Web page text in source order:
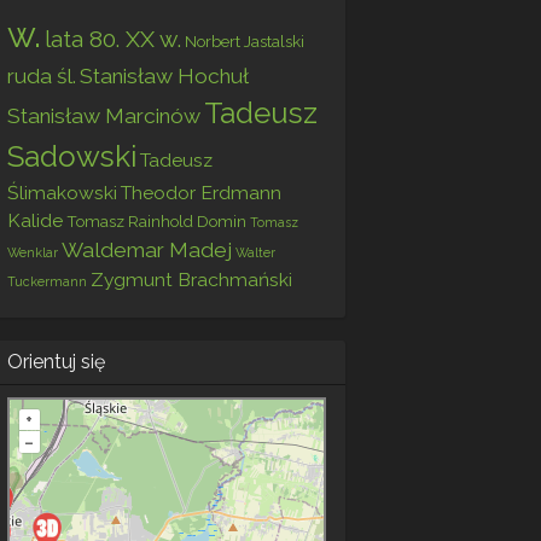
w. lata 80. XX w. Norbert Jastalski
ruda śl. Stanisław Hochuł
Stanisław Marcinów Tadeusz
Sadowski Tadeusz
Ślimakowski Theodor Erdmann
KalideTomasz Rainhold Domin Tomasz
Wenklar Waldemar Madej Walter
Tuckermann Zygmunt Brachmański
Orientuj się
+
–